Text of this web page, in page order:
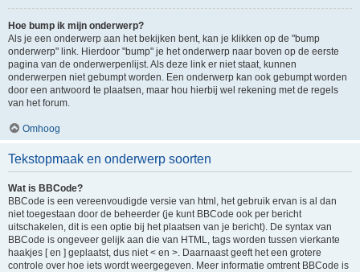
Hoe bump ik mijn onderwerp?
Als je een onderwerp aan het bekijken bent, kan je klikken op de "bump
onderwerp" link. Hierdoor "bump" je het onderwerp naar boven op de eerste
pagina van de onderwerpenlijst. Als deze link er niet staat, kunnen
onderwerpen niet gebumpt worden. Een onderwerp kan ook gebumpt worden
door een antwoord te plaatsen, maar hou hierbij wel rekening met de regels
van het forum.
Omhoog
Tekstopmaak en onderwerp soorten
Wat is BBCode?
BBCode is een vereenvoudigde versie van html, het gebruik ervan is al dan
niet toegestaan door de beheerder (je kunt BBCode ook per bericht
uitschakelen, dit is een optie bij het plaatsen van je bericht). De syntax van
BBCode is ongeveer gelijk aan die van HTML, tags worden tussen vierkante
haakjes [ en ] geplaatst, dus niet < en >. Daarnaast geeft het een grotere
controle over hoe iets wordt weergegeven. Meer informatie omtrent BBCode is